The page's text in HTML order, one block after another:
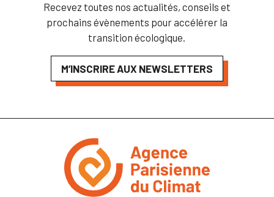
Recevez toutes nos actualités, conseils et
prochains évènements pour accélérer la
transition écologique.
M’INSCRIRE AUX NEWSLETTERS